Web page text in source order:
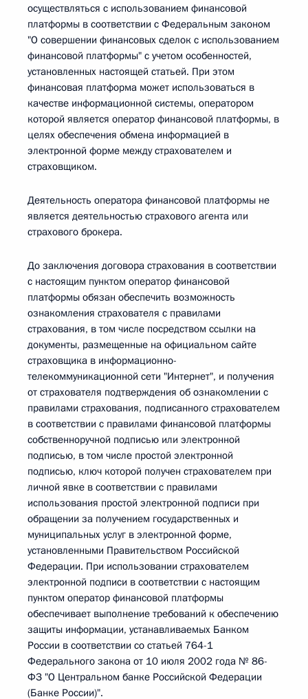
осуществляться с использованием финансовой
платформы в соответствии с Федеральным законом
"О совершении финансовых сделок с использованием
финансовой платформы" с учетом особенностей,
установленных настоящей статьей. При этом
финансовая платформа может использоваться в
качестве информационной системы, оператором
которой является оператор финансовой платформы, в
целях обеспечения обмена информацией в
электронной форме между страхователем и
страховщиком.
Деятельность оператора финансовой платформы не
является деятельностью страхового агента или
страхового брокера.
До заключения договора страхования в соответствии
с настоящим пунктом оператор финансовой
платформы обязан обеспечить возможность
ознакомления страхователя с правилами
страхования, в том числе посредством ссылки на
документы, размещенные на официальном сайте
страховщика в информационно-
телекоммуникационной сети "Интернет", и получения
от страхователя подтверждения об ознакомлении с
правилами страхования, подписанного страхователем
в соответствии с правилами финансовой платформы
собственноручной подписью или электронной
подписью, в том числе простой электронной
подписью, ключ которой получен страхователем при
личной явке в соответствии с правилами
использования простой электронной подписи при
обращении за получением государственных и
муниципальных услуг в электронной форме,
установленными Правительством Российской
Федерации. При использовании страхователем
электронной подписи в соответствии с настоящим
пунктом оператор финансовой платформы
обеспечивает выполнение требований к обеспечению
защиты информации, устанавливаемых Банком
России в соответствии со статьей 764-1
Федерального закона от 10 июля 2002 года № 86-
ФЗ "О Центральном банке Российской Федерации
(Банке России)".